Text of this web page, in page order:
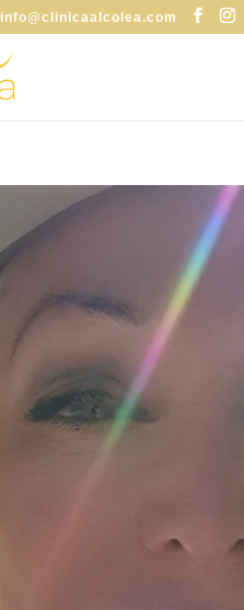
info@clinicaalcolea.com